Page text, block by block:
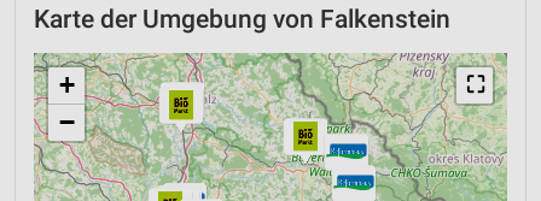
Karte der Umgebung von Falkenstein
⛶
+
−